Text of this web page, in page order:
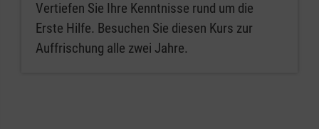
Vertiefen Sie Ihre Kenntnisse rund um die
Erste Hilfe. Besuchen Sie diesen Kurs zur
Auffrischung alle zwei Jahre.